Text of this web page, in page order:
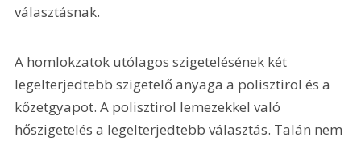
választásnak.
A homlokzatok utólagos szigetelésének két
legelterjedtebb szigetelő anyaga a polisztirol és a
kőzetgyapot. A polisztirol lemezekkel való
hőszigetelés a legelterjedtebb választás. Talán nem